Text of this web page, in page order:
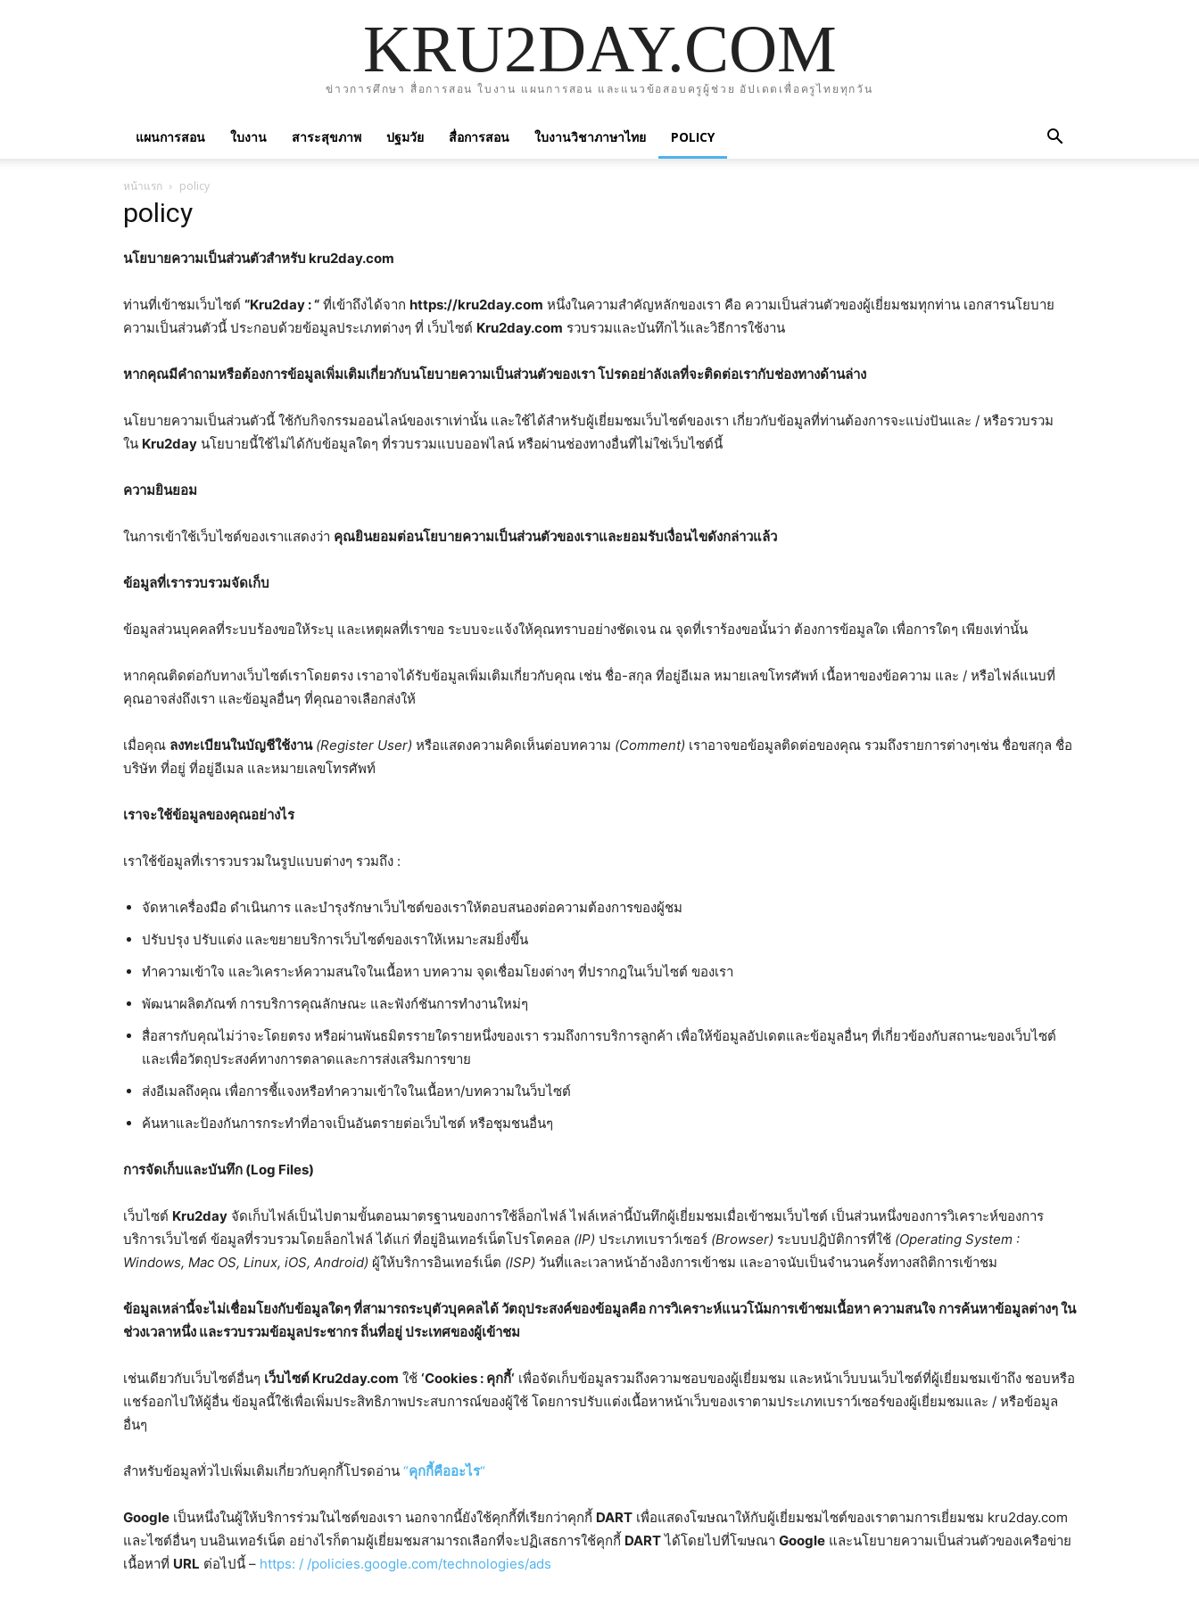
KRU2DAY.COM
ข่าวการศึกษา สื่อการสอน ใบงาน แผนการสอน และแนวข้อสอบครูผู้ช่วย อัปเดตเพื่อครูไทยทุกวัน
แผนการสอน ใบงาน สาระสุขภาพ ปฐมวัย สื่อการสอน ใบงานวิชาภาษาไทย POLICY
หน้าแรก policy
policy
นโยบายความเป็นส่วนตัวสำหรับ kru2day.com
ท่านที่เข้าชมเว็บไซต์ “Kru2day :“ ที่เข้าถึงได้จาก https://kru2day.com หนึ่งในความสำคัญหลักของเรา คือ ความเป็นส่วนตัวของผู้เยี่ยมชมทุกท่าน เอกสารนโยบาย
ความเป็นส่วนตัวนี้ ประกอบด้วยข้อมูลประเภทต่างๆ ที่ เว็บไซต์ Kru2day.com รวบรวมและบันทึกไว้และวิธีการใช้งาน
หากคุณมีคำถามหรือต้องการข้อมูลเพิ่มเติมเกี่ยวกับนโยบายความเป็นส่วนตัวของเรา โปรดอย่าลังเลที่จะติดต่อเรากับช่องทางด้านล่าง
นโยบายความเป็นส่วนตัวนี้ ใช้กับกิจกรรมออนไลน์ของเราเท่านั้น และใช้ได้สำหรับผู้เยี่ยมชมเว็บไซต์ของเรา เกี่ยวกับข้อมูลที่ท่านต้องการจะแบ่งปันและ / หรือรวบรวม
ใน Kru2day นโยบายนี้ใช้ไม่ได้กับข้อมูลใดๆ ที่รวบรวมแบบออฟไลน์ หรือผ่านช่องทางอื่นที่ไม่ใช่เว็บไซต์นี้
ความยินยอม
ในการเข้าใช้เว็บไซต์ของเราแสดงว่า คุณยินยอมต่อนโยบายความเป็นส่วนตัวของเราและยอมรับเงื่อนไขดังกล่าวแล้ว
ข้อมูลที่เรารวบรวมจัดเก็บ
ข้อมูลส่วนบุคคลที่ระบบร้องขอให้ระบุ และเหตุผลที่เราขอ ระบบจะแจ้งให้คุณทราบอย่างชัดเจน ณ จุดที่เราร้องขอนั้นว่า ต้องการข้อมูลใด เพื่อการใดๆ เพียงเท่านั้น
หากคุณติดต่อกับทางเว็บไซต์เราโดยตรง เราอาจได้รับข้อมูลเพิ่มเติมเกี่ยวกับคุณ เช่น ชื่อ-สกุล ที่อยู่อีเมล หมายเลขโทรศัพท์ เนื้อหาของข้อความ และ / หรือไฟล์แนบที่
คุณอาจส่งถึงเรา และข้อมูลอื่นๆ ที่คุณอาจเลือกส่งให้
เมื่อคุณ ลงทะเบียนในบัญชีใช้งาน (Register User) หรือแสดงความคิดเห็นต่อบทความ (Comment) เราอาจขอข้อมูลติดต่อของคุณ รวมถึงรายการต่างๆเช่น ชื่อขสกุล ชื่อ
บริษัท ที่อยู่ ที่อยู่อีเมล และหมายเลขโทรศัพท์
เราจะใช้ข้อมูลของคุณอย่างไร
เราใช้ข้อมูลที่เรารวบรวมในรูปแบบต่างๆ รวมถึง :
จัดหาเครื่องมือ ดำเนินการ และบำรุงรักษาเว็บไซต์ของเราให้ตอบสนองต่อความต้องการของผู้ชม
ปรับปรุง ปรับแต่ง และขยายบริการเว็บไซต์ของเราให้เหมาะสมยิ่งขึ้น
ทำความเข้าใจ และวิเคราะห์ความสนใจในเนื้อหา บทความ จุดเชื่อมโยงต่างๆ ที่ปรากฎในเว็บไซต์ ของเรา
พัฒนาผลิตภัณฑ์ การบริการคุณลักษณะ และฟังก์ชันการทำงานใหม่ๆ
สื่อสารกับคุณไม่ว่าจะโดยตรง หรือผ่านพันธมิตรรายใดรายหนึ่งของเรา รวมถึงการบริการลูกค้า เพื่อให้ข้อมูลอัปเดตและข้อมูลอื่นๆ ที่เกี่ยวข้องกับสถานะของเว็บไซต์
และเพื่อวัตถุประสงค์ทางการตลาดและการส่งเสริมการขาย
ส่งอีเมลถึงคุณ เพื่อการชี้แจงหรือทำความเข้าใจในเนื้อหา/บทความในว็บไซต์
ค้นหาและป้องกันการกระทำที่อาจเป็นอันตรายต่อเว็บไซต์ หรือชุมชนอื่นๆ
การจัดเก็บและบันทึก (Log Files)
เว็บไซต์ Kru2day จัดเก็บไฟล์เป็นไปตามขั้นตอนมาตรฐานของการใช้ล็อกไฟล์ ไฟล์เหล่านี้บันทึกผู้เยี่ยมชมเมื่อเข้าชมเว็บไซต์ เป็นส่วนหนึ่งของการวิเคราะห์ของการ
บริการเว็บไซต์ ข้อมูลที่รวบรวมโดยล็อกไฟล์ ได้แก่ ที่อยู่อินเทอร์เน็ตโปรโตคอล (IP) ประเภทเบราว์เซอร์ (Browser) ระบบปฎิบัติการที่ใช้ (Operating System :
Windows, Mac OS, Linux, iOS, Android) ผู้ให้บริการอินเทอร์เน็ต (ISP) วันที่และเวลาหน้าอ้างอิงการเข้าชม และอาจนับเป็นจำนวนครั้งทางสถิติการเข้าชม
ข้อมูลเหล่านี้จะไม่เชื่อมโยงกับข้อมูลใดๆ ที่สามารถระบุตัวบุคคลได้ วัตถุประสงค์ของข้อมูลคือ การวิเคราะห์แนวโน้มการเข้าชมเนื้อหา ความสนใจ การค้นหาข้อมูลต่างๆ ใน
ช่วงเวลาหนึ่ง และรวบรวมข้อมูลประชากร ถิ่นที่อยู่ ประเทศของผู้เข้าชม
เช่นเดียวกับเว็บไซต์อื่นๆ เว็บไซต์ Kru2day.com ใช้ ‘Cookies : คุกกี้‘ เพื่อจัดเก็บข้อมูลรวมถึงความชอบของผู้เยี่ยมชม และหน้าเว็บบนเว็บไซต์ที่ผู้เยี่ยมชมเข้าถึง ชอบหรือ
แชร์ออกไปให้ผู้อื่น ข้อมูลนี้ใช้เพื่อเพิ่มประสิทธิภาพประสบการณ์ของผู้ใช้ โดยการปรับแต่งเนื้อหาหน้าเว็บของเราตามประเภทเบราว์เซอร์ของผู้เยี่ยมชมและ / หรือข้อมูล
อื่นๆ
สำหรับข้อมูลทั่วไปเพิ่มเติมเกี่ยวกับคุกกี้โปรดอ่าน “คุกกี้คืออะไร“
Google เป็นหนึ่งในผู้ให้บริการร่วมในไซต์ของเรา นอกจากนี้ยังใช้คุกกี้ที่เรียกว่าคุกกี้ DART เพื่อแสดงโฆษณาให้กับผู้เยี่ยมชมไซต์ของเราตามการเยี่ยมชม kru2day.com
และไซต์อื่นๆ บนอินเทอร์เน็ต อย่างไรก็ตามผู้เยี่ยมชมสามารถเลือกที่จะปฏิเสธการใช้คุกกี้ DARTได้โดยไปที่โฆษณา Google และนโยบายความเป็นส่วนตัวของเครือข่าย
เนื้อหาที่ URL ต่อไปนี้ – https: / /policies.google.com/technologies/ads